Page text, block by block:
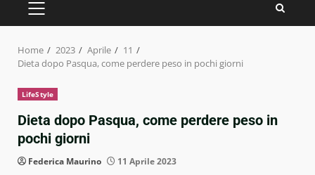
PRIMARY
MENU
Home 2023 Aprile
11
Dieta dopo Pasqua, come perdere peso in pochi giorni
LifeStyle
Dieta dopo Pasqua, come perdere peso in
pochi giorni
Federica Maurino 11 Aprile 2023